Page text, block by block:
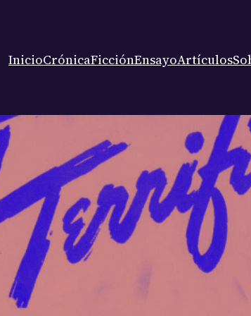
InicioCrónicaFicciónEnsayoArtículos